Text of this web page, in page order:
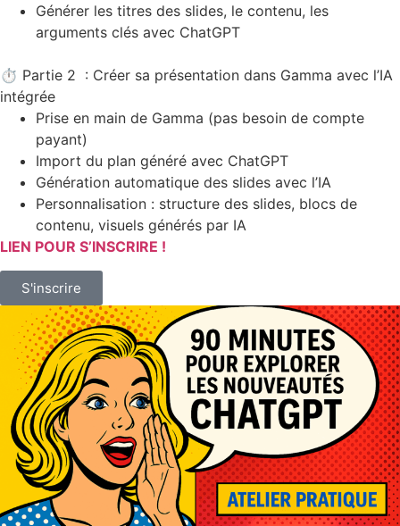
Générer les titres des slides, le contenu, les
arguments clés avec ChatGPT
⏱️ Partie 2 : Créer sa présentation dans Gamma avec l’IA
intégrée
Prise en main de Gamma (pas besoin de compte
payant)
Import du plan généré avec ChatGPT
Génération automatique des slides avec l’IA
Personnalisation : structure des slides, blocs de
contenu, visuels générés par IA
LIEN POUR S’INSCRIRE !
S'inscrire